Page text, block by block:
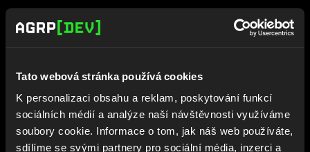
Tato webová stránka používá cookies
K personalizaci obsahu a reklam, poskytování funkcí
sociálních médií a analýze naší návštěvnosti využíváme
soubory cookie. Informace o tom, jak náš web používáte,
sdílíme se svými partnery pro sociální média, inzerci a
KONKRÉTNĚ PŮJDE O
TÝMY